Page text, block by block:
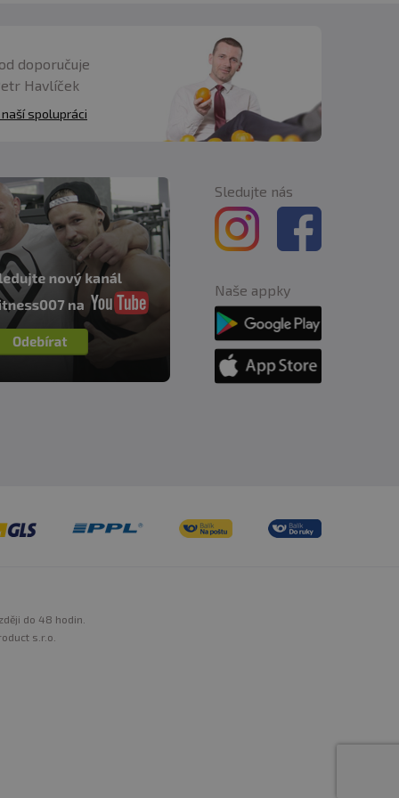
stravy. Nepřekračujte
Chraňte před mrazem.
doporučuje
Havlíček
naší spolupráci
Sledujte nás
Naše appky
do 48 hodin.
s.r.o.